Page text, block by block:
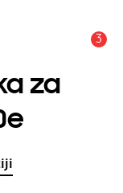
3
za